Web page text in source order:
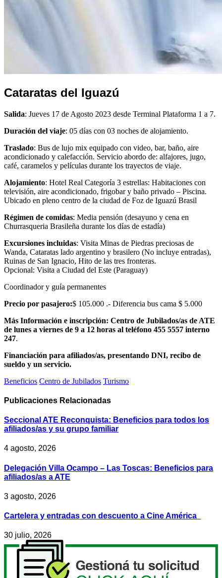
Cataratas del Iguazú
Salida: Jueves 17 de Agosto 2023 desde Terminal Plataforma 1 a 7.
Duración del viaje: 05 días con 03 noches de alojamiento.
Traslado: Bus de lujo mix equipado con video, bar, baño, aire
acondicionado y calefacción. Servicio abordo de: alfajores, jugo,
café, caramelos y películas durante los trayectos de viaje.
Alojamiento: Hotel Real Categoría 3 estrellas: Habitaciones con
televisión, aire acondicionado, frigobar y baño privado – Piscina.
Ubicado en pleno centro de la ciudad de Foz de Iguazú Brasil
Régimen de comidas: Media pensión (desayuno y cena en
Churrasqueria Brasileña durante los días de estadía)
Excursiones incluidas: Visita Minas de Piedras preciosas de
Wanda, Cataratas lado argentino y brasilero (No incluye entradas),
Ruinas de San Ignacio, Hito de las tres fronteras.
Opcional: Visita a Ciudad del Este (Paraguay)
Coordinador y guía permanentes
Precio por pasajero:$ 105.000 .- Diferencia bus cama $ 5.000
Más Información e inscripción: Centro de Jubilados/as de ATE
de lunes a viernes de 9 a 12 horas al teléfono 455 5557 interno
247.
Financiación para afiliados/as, presentando DNI, recibo de
sueldo y un servicio.
Beneficios Centro de Jubilados Turismo
Publicaciones Relacionadas
Seccional ATE Reconquista: Beneficios para todos los
afiliados/as y su grupo familiar
4 agosto, 2026
Delegación Villa Ocampo – Las Toscas: Beneficios para
afiliados/as a ATE
3 agosto, 2026
Cartelera y entradas con descuento a Cine América
30 julio, 2026